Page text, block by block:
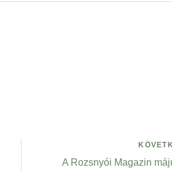
A Rozsnyói Magazin